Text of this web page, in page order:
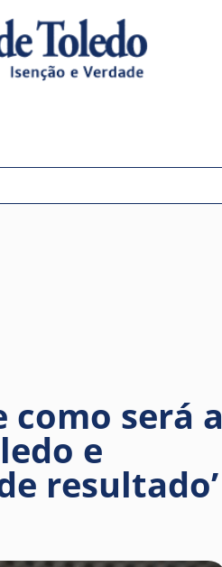
como será a
e
resultado’